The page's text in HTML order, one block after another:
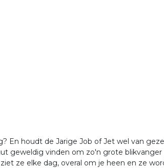
En houdt de Jarige Job of Jet wel van
geweldig vinden om zo'n grote
ze elke dag, overal om je heen en ze